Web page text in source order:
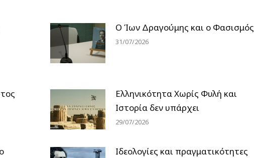
Ο Ίων Δραγούμης και ο Φασισμός
31/07/2026
Ελληνικότητα Χωρίς Φυλή και
Ιστορία δεν υπάρχει
29/07/2026
Ιδεολογίες και πραγματικότητες